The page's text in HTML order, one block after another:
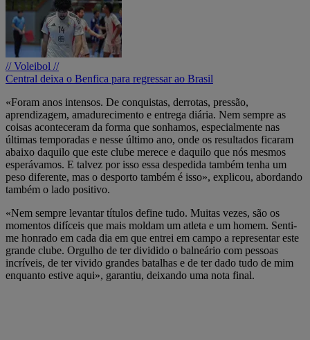
// Voleibol //
Central deixa o Benfica para regressar ao Brasil
«Foram anos intensos. De conquistas, derrotas, pressão,
aprendizagem, amadurecimento e entrega diária. Nem sempre as
coisas aconteceram da forma que sonhamos, especialmente nas
últimas temporadas e nesse último ano, onde os resultados ficaram
abaixo daquilo que este clube merece e daquilo que nós mesmos
esperávamos. E talvez por isso essa despedida também tenha um
peso diferente, mas o desporto também é isso», explicou, abordando
também o lado positivo.
«Nem sempre levantar títulos define tudo. Muitas vezes, são os
momentos difíceis que mais moldam um atleta e um homem. Senti-
me honrado em cada dia em que entrei em campo a representar este
grande clube. Orgulho de ter dividido o balneário com pessoas
incríveis, de ter vivido grandes batalhas e de ter dado tudo de mim
enquanto estive aqui», garantiu, deixando uma nota final.